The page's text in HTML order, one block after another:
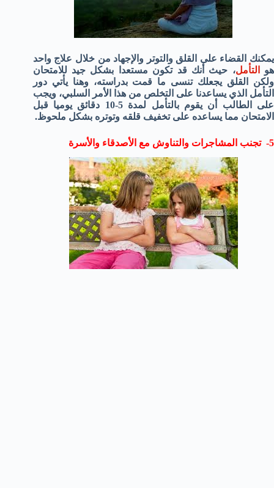
يمكنك القضاء على القلق والتوتر والإجهاد من خلال علاج واحد
هو
التأمل، حيث أنك قد تكون مستعدا بشكل جيد للامتحان
ولكن القلق يجعلك تنسى ما قمت بدراسته، وهنا يأتي دور
التأمل الذي يساعدنا على التخلص من هذا الأمر السلبي، ويجب
على الطالب أن يقوم بالتأمل لمدة 5-10 دقائق يوميا قبل
الامتحان مما يساعده على تخفيف قلقه وتوتره بشكل ملحوظ.
5- تجنب المشاجرات والتناوش مع الأصدقاء والأسرة